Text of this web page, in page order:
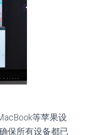
等苹果设
保所有设备都已